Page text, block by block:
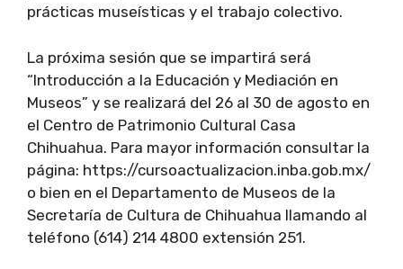
prácticas museísticas y el trabajo colectivo.
La próxima sesión que se impartirá será
“Introducción a la Educación y Mediación en
Museos” y se realizará del 26 al 30 de agosto en
el Centro de Patrimonio Cultural Casa
Chihuahua. Para mayor información consultar la
página: https://cursoactualizacion.inba.gob.mx/
o bien en el Departamento de Museos de la
Secretaría de Cultura de Chihuahua llamando al
teléfono (614) 214 4800 extensión 251.